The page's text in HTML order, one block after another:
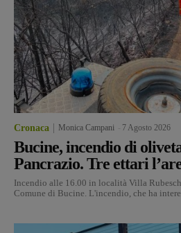
Cronaca Monica Campani 7 Agosto 2026
Bucine, incendio di
Pancrazio. Tre ettari
Incendio alle 16.00 in località Villa
Comune di Bucine. L'incendio, che ha